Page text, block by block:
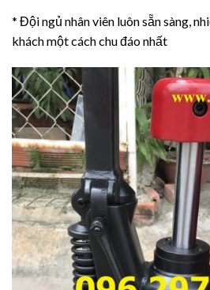
* Đội ngủ nhân viên luôn sẵn sàng,
khách một cách chu đáo nhất